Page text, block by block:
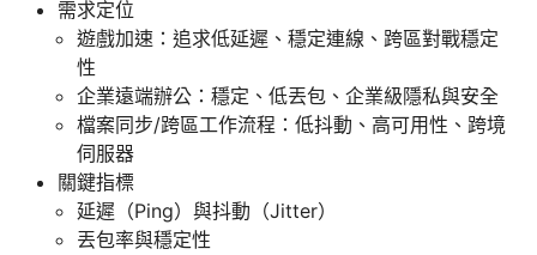
需求定位
遊戲加速：追求低延遲、穩定連線、跨區對戰穩定
性
企業遠端辦公：穩定、低丟包、企業級隱私與安全
檔案同步/跨區工作流程：低抖動、高可用性、跨境
伺服器
關鍵指標
延遲（Ping）與抖動（Jitter）
丟包率與穩定性